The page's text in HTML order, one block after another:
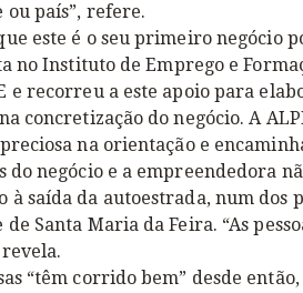
ou país”, refere.
este é o seu primeiro negócio
no Instituto de Emprego e
e recorreu a este apoio para
concretização do negócio. A
na orientação e
do negócio e a empreendedora
à saída da autoestrada, num dos
de Santa Maria da Feira. “As
“têm corrido bem” desde